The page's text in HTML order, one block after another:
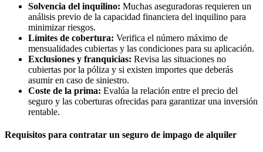
Solvencia del inquilino: Muchas aseguradoras requieren un
análisis previo de la capacidad financiera del inquilino para
minimizar riesgos.
Límites de cobertura: Verifica el número máximo de
mensualidades cubiertas y las condiciones para su aplicación.
Exclusiones y franquicias: Revisa las situaciones no
cubiertas por la póliza y si existen importes que deberás
asumir en caso de siniestro.
Coste de la prima: Evalúa la relación entre el precio del
seguro y las coberturas ofrecidas para garantizar una inversión
rentable.
Requisitos para contratar un seguro de impago de alquiler